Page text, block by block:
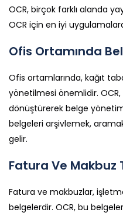
OCR, birçok farklı alanda
OCR için en iyi
Ofis Ortamında
Ofis ortamlarında, kağıt
yönetilmesi önemlidir. OCR,
dönüştürerek belge
belgeleri arşivlemek,
gelir.
Fatura Ve Makbuz
Fatura ve makbuzlar,
belgelerdir. OCR, bu